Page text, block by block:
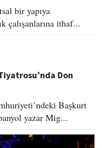
bir yapıya
çalışanlarına ithaf...
Don
Başkurt
yazar Mig...